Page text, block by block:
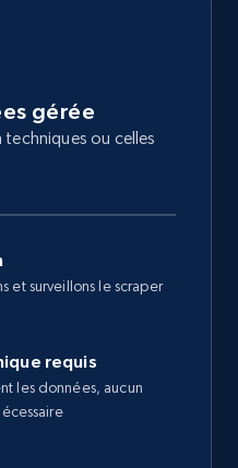
gérée
techniques ou celles
et surveillons le scraper
requis
les données, aucun